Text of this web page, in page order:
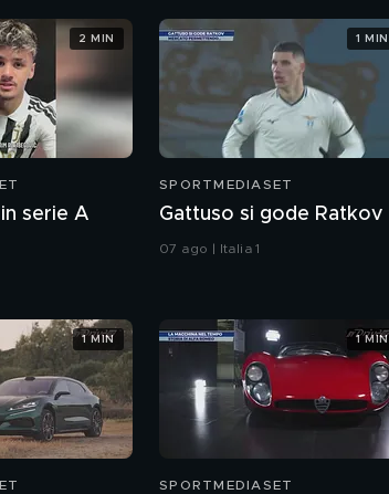
serie A
2 MIN
SPORTMEDIASET
Gattuso si gode Ratkov
07 ago | Italia 1
1 MIN
1 MIN
SPORTMEDIASET
1 MIN